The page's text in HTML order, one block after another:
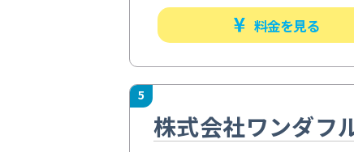
料金を見る
5
株式会社ワンダフ